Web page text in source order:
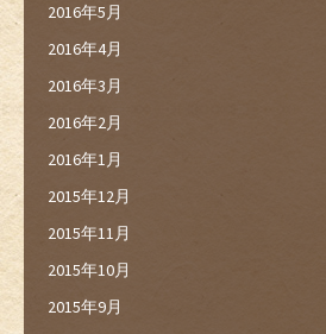
2016年5月
2016年4月
2016年3月
2016年2月
2016年1月
2015年12月
2015年11月
2015年10月
2015年9月